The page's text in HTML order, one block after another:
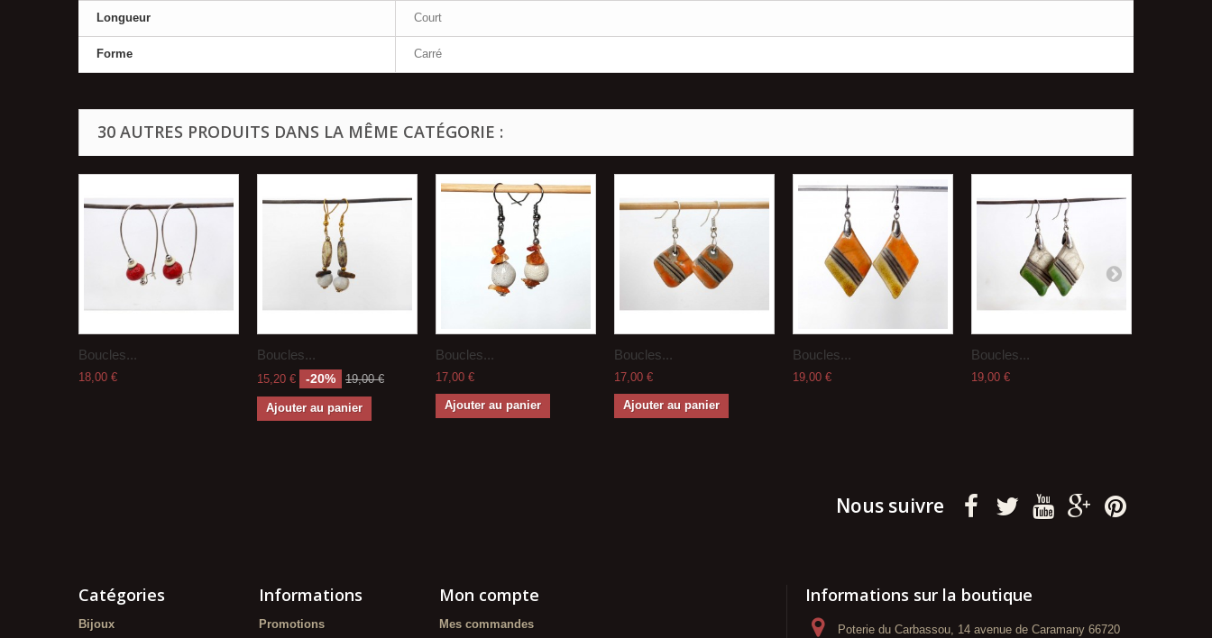
Longueur Court
Forme Carré
30 AUTRES PRODUITS DANS LA MÊME CATÉGORIE :
Boucles...
18,00 €
Boucles...
15,20 € -20% 19,00 €
Ajouter au panier
Boucles...
17,00 €
Ajouter au panier
Boucles...
17,00 €
Ajouter au panier
Boucles...
19,00 €
Boucles...
19,00 €
Nous suivre
Catégories
Bijoux
Informations
Promotions
Mon compte
Mes commandes
Informations sur la boutique
Poterie du Carbassou, 14 avenue de Caramany 66720